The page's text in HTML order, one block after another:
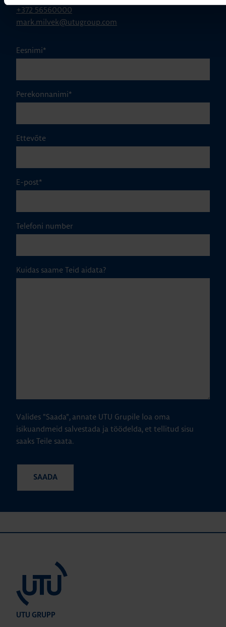
+372 56560000
mark.milvek@utugroup.com
Eesnimi*
Perekonnanimi*
Ettevõte
E-post*
Telefoni number
Kuidas saame Teid aidata?
Valides "Saada", annate UTU Grupile loa oma
isikuandmeid salvestada ja töödelda, et tellitud sisu
saaks Teile saata.
UTU GRUPP